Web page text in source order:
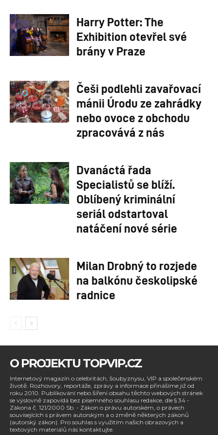
Harry Potter: The
Exhibition otevřel své
brány v Praze
Češi podlehli zavařovací
mánii Úrodu ze zahrádky
nebo ovoce z obchodu
zpracovává z nás
Dvanáctá řada
Specialistů se blíží.
Oblíbený kriminální
seriál odstartoval
natáčení nové série
Milan Drobný to rozjede
na balkónu českolipské
radnice
O PROJEKTU TOPVIP.CZ
Internetový magazín o celebritách, šoubyznysu, VIP a společenském
životě. Rozhovory, reportáže, zprávy a informace přinášíme již od
roku 2010. Publikování nebo šíření obsahu těchto webových stránek
se výslovně zapovídá bez písemného souhlasu redakce, dle § 34 -
Zákona č. 121/2000 Sb. - Zákon o právu autorském, o právech
souvisejících s právem autorským a o změně některých zákonů
(autorský zákon). Pro souhlas s využitím našich obrazových a
textových materiálů nás kontaktujte.